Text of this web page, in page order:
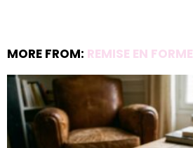
MORE FROM: REMISE EN FORME